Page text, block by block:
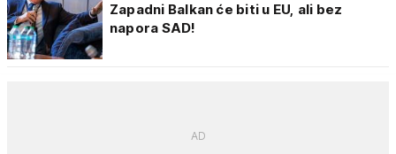
Zapadni Balkan će biti u EU, ali bez
napora SAD!